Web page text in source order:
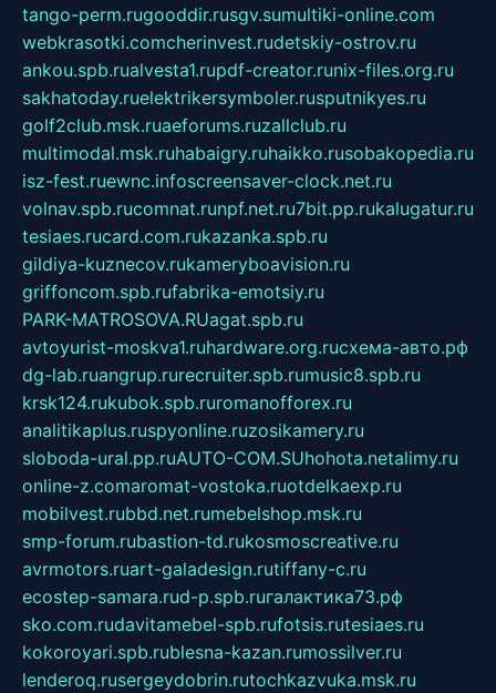
tango-perm.rugooddir.rusgv.sumultiki-online.com
webkrasotki.comcherinvest.rudetskiy-ostrov.ru
ankou.spb.rualvesta1.rupdf-creator.runix-files.org.ru
sakhatoday.ruelektrikersymboler.rusputnikyes.ru
golf2club.msk.ruaeforums.ruzallclub.ru
multimodal.msk.ruhabaigry.ruhaikko.rusobakopedia.ru
isz-fest.ruewnc.infoscreensaver-clock.net.ru
volnav.spb.rucomnat.runpf.net.ru7bit.pp.rukalugatur.ru
tesiaes.rucard.com.rukazanka.spb.ru
gildiya-kuznecov.rukameryboavision.ru
griffoncom.spb.rufabrika-emotsiy.ru
PARK-MATROSOVA.RUagat.spb.ru
avtoyurist-moskva1.ruhardware.org.ruсхема-авто.рф
dg-lab.ruangrup.rurecruiter.spb.rumusic8.spb.ru
krsk124.rukubok.spb.ruromanofforex.ru
analitikaplus.ruspyonline.ruzosikamery.ru
sloboda-ural.pp.ruAUTO-COM.SUhohota.netalimy.ru
online-z.comaromat-vostoka.ruotdelkaexp.ru
mobilvest.rubbd.net.rumebelshop.msk.ru
smp-forum.rubastion-td.rukosmoscreative.ru
avrmotors.ruart-galadesign.rutiffany-c.ru
ecostep-samara.rud-p.spb.ruгалактика73.рф
sko.com.rudavitamebel-spb.rufotsis.rutesiaes.ru
kokoroyari.spb.rublesna-kazan.rumossilver.ru
lenderoq.rusergeydobrin.rutochkazvuka.msk.ru